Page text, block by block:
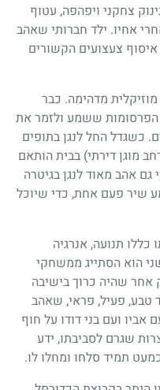
צחקני ויפהפה, עטוף
אחיו. ילד חברותי שאהב
איסוף צעצועים הקשורים
מדהימה. כבר
ששמע ולזמר את
כשגדל החל לנגן בתופים
מוגן דירתי) בבית הותאם
גם אהב מאוד לנגן בגיטרה
שיר פעם אחת, כדי שיוכל
תנועה, אנרגיה
הוא הסתייג ממשחקי
שהיה כרוך בישיבה
טבע, פעיל, פראי, שאהב
אביו ועם בני דודו על חוף
שגרם לסביבתו, ידע
תמיד סלחו ומחלו לו.